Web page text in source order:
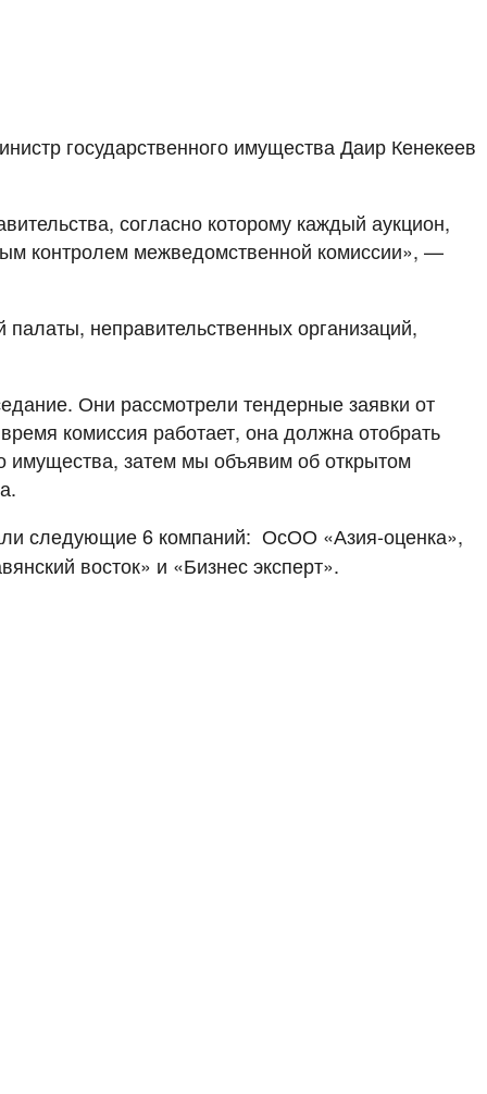
государственного имущества Даир Кенекеев
согласно которому каждый аукцион,
контролем межведомственной комиссии», —
неправительственных организаций,
Они рассмотрели тендерные заявки от
комиссия работает, она должна отобрать
имущества, затем мы объявим об открытом
следующие 6 компаний: ОсОО «Азия-оценка»,
восток» и «Бизнес эксперт».